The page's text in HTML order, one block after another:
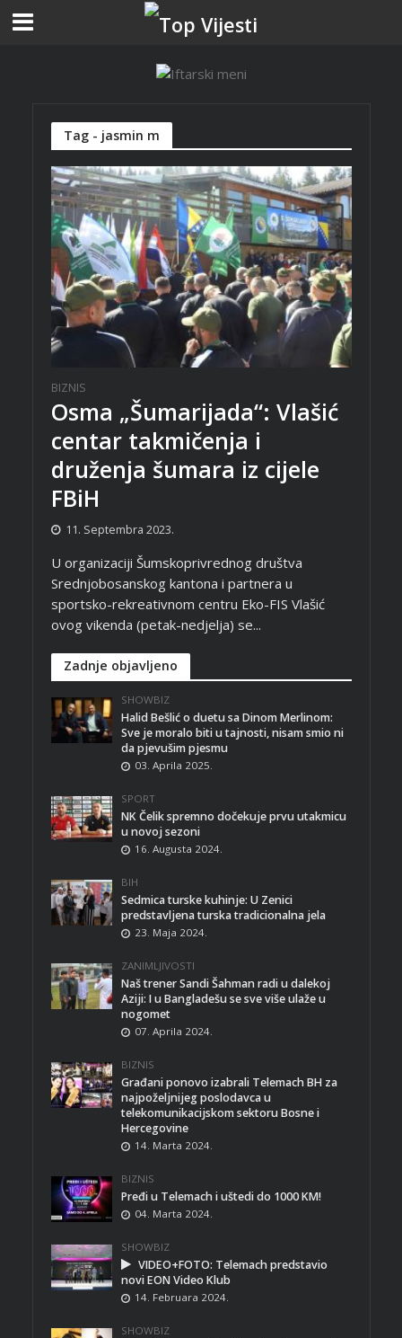
Tag - jasmin m
BIZNIS
Osma „Šumarijada“: Vlašić
centar takmičenja i
druženja šumara iz cijele
FBiH
11. Septembra 2023.
U organizaciji Šumskoprivrednog društva
Srednjobosanskog kantona i partnera u
sportsko-rekreativnom centru Eko-FIS Vlašić
ovog vikenda (petak-nedjelja) se...
Zadnje objavljeno
SHOWBIZ
Halid Bešlić o duetu sa Dinom Merlinom:
Sve je moralo biti u tajnosti, nisam smio ni
da pjevušim pjesmu
03. Aprila 2025.
SPORT
NK Čelik spremno dočekuje prvu utakmicu
u novoj sezoni
16. Augusta 2024.
BIH
Sedmica turske kuhinje: U Zenici
predstavljena turska tradicionalna jela
23. Maja 2024.
ZANIMLJIVOSTI
Naš trener Sandi Šahman radi u dalekoj
Aziji: I u Bangladešu se sve više ulaže u
nogomet
07. Aprila 2024.
BIZNIS
Građani ponovo izabrali Telemach BH za
najpoželjnijeg poslodavca u
telekomunikacijskom sektoru Bosne i
Hercegovine
14. Marta 2024.
BIZNIS
Pređi u Telemach i uštedi do 1000 KM!
04. Marta 2024.
SHOWBIZ
VIDEO+FOTO: Telemach predstavio
novi EON Video Klub
14. Februara 2024.
SHOWBIZ